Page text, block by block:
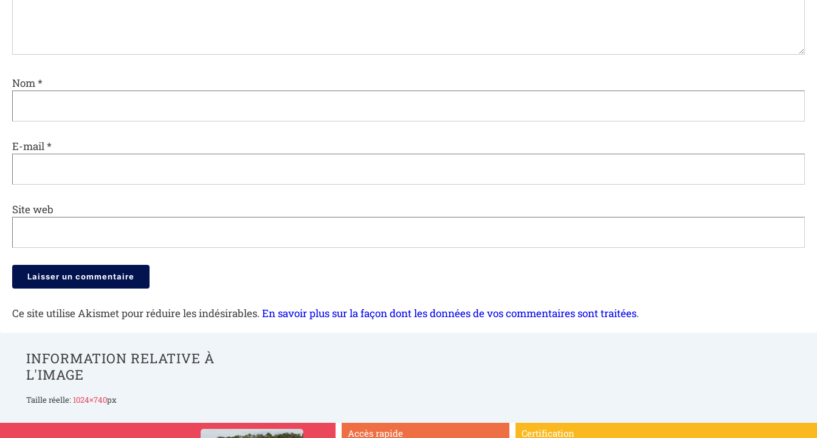
Nom*
E-mail*
Site web
Ce site utilise Akismet pour réduire les indésirables. En savoir plus sur la façon dont les données de vos commentaires sont traitées.
INFORMATION RELATIVE À
L'IMAGE
Taille réelle:1024×740px
Accès rapide Certification